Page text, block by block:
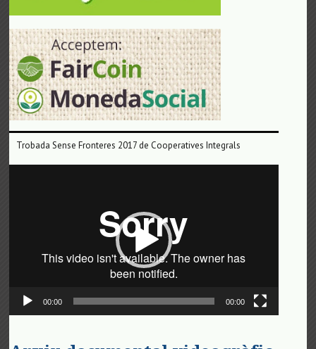
Trobada Sense Fronteres 2017 de Cooperatives Integrals
00:00 00:00